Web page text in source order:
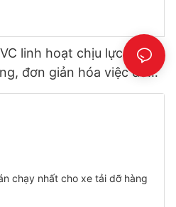
linh hoạt chịu lực – Mở
đơn giản hóa việc dỡ